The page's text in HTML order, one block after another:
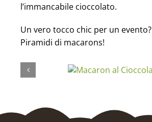
l’immancabile cioccolato.
Un vero tocco chic per un evento?
Piramidi di macarons!